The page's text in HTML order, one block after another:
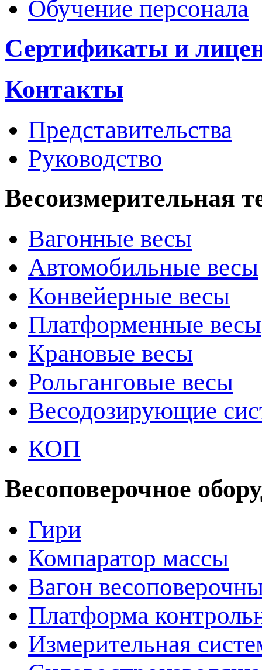
Обучение персонала
Сертификаты и
Контакты
Представительства
Руководство
Весоизмерительная
Вагонные весы
Автомобильные весы
Конвейерные весы
Платформенные весы
Крановые весы
Рольганговые весы
Весодозирующие
КОП
Весоповерочное
Гири
Компаратор массы
Вагон
Платформа
Измерительная